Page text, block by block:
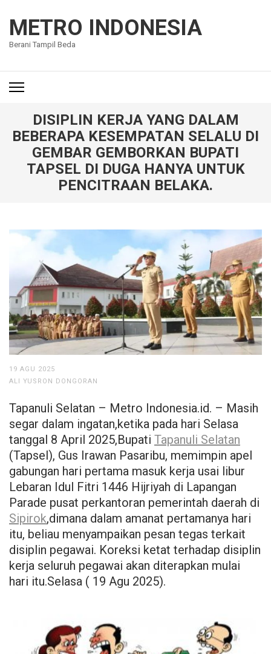
konten
(Tekan
METRO INDONESIA
Berani Tampil Beda
DISIPLIN KERJA YANG DALAM
BEBERAPA KESEMPATAN SELALU DI
GEMBAR GEMBORKAN BUPATI
TAPSEL DI DUGA HANYA UNTUK
PENCITRAAN BELAKA.
19 AGU 2025
ALI YUSRON DONGORAN
Tapanuli Selatan – Metro Indonesia.id. – Masih
segar dalam ingatan,ketika pada hari Selasa
tanggal 8 April 2025,Bupati Tapanuli Selatan
(Tapsel), Gus Irawan Pasaribu, memimpin apel
gabungan hari pertama masuk kerja usai libur
Lebaran Idul Fitri 1446 Hijriyah di Lapangan
Parade pusat perkantoran pemerintah daerah di
Sipirok,dimana dalam amanat pertamanya hari
itu, beliau menyampaikan pesan tegas terkait
disiplin pegawai. Koreksi ketat terhadap disiplin
kerja seluruh pegawai akan diterapkan mulai
hari itu.Selasa ( 19 Agu 2025).